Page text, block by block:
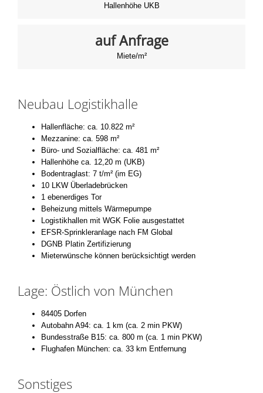
Hallenhöhe UKB
auf Anfrage
Miete/m²
Neubau Logistikhalle
Hallenfläche: ca. 10.822 m²
Mezzanine: ca. 598 m²
Büro- und Sozialfläche: ca. 481 m²
Hallenhöhe ca. 12,20 m (UKB)
Bodentraglast: 7 t/m² (im EG)
10 LKW Überladebrücken
1 ebenerdiges Tor
Beheizung mittels Wärmepumpe
Logistikhallen mit WGK Folie ausgestattet
EFSR-Sprinkleranlage nach FM Global
DGNB Platin Zertifizierung
Mieterwünsche können berücksichtigt werden
Lage: Östlich von München
84405 Dorfen
Autobahn A94: ca. 1 km (ca. 2 min PKW)
Bundesstraße B15: ca. 800 m (ca. 1 min PKW)
Flughafen München: ca. 33 km Entfernung
Sonstiges